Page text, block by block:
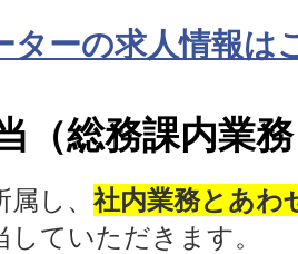
ターの求人情報は
（総務課内業
属し、社内業務とあわ
していただきます。